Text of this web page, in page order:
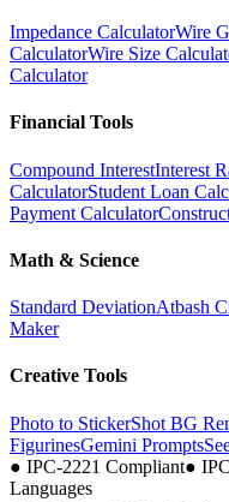
Impedance CalculatorWire
CalculatorWire Size
Calculator
Financial Tools
Compound InterestInterest
CalculatorStudent Loan
Payment Calculator
Math & Science
Standard DeviationAtbash
Maker
Creative Tools
Photo to StickerShot BG
FigurinesGemini Prompts
● IPC-2221 Compliant●
Languages